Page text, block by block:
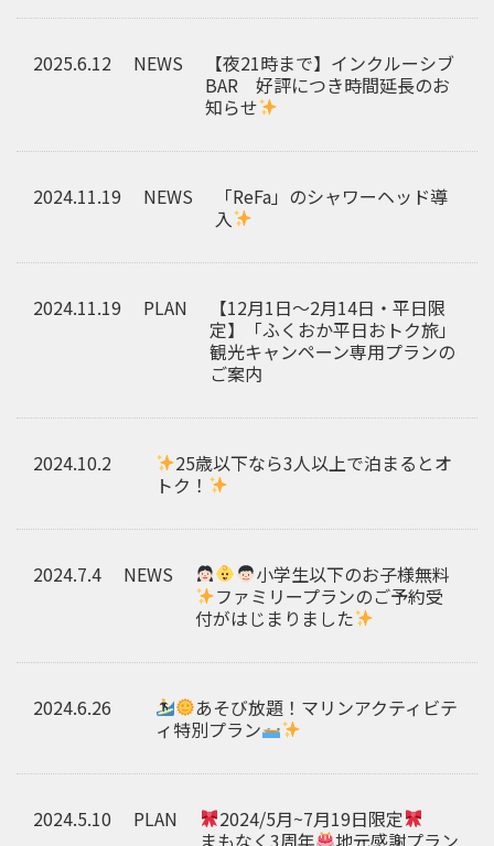
2025.6.12 NEWS
【夜21時まで】インクルーシブ
BAR 好評につき時間延長のお
知らせ
2024.11.19 NEWS
「ReFa」のシャワーヘッド導
入
2024.11.19 PLAN
【12月1日～2月14日・平日限
定】「ふくおか平日おトク旅」
観光キャンペーン専用プランの
ご案内
2024.10.2
25歳以下なら3人以上で泊まるとオ
トク！
2024.7.4 NEWS
小学生以下のお子様無料
ファミリープランのご予約受
付がはじまりました
2024.6.26
あそび放題！マリンアクティビテ
ィ特別プラン
2024.5.10 PLAN
2024/5月~7月19日限定
まもなく3周年
地元感謝プラン